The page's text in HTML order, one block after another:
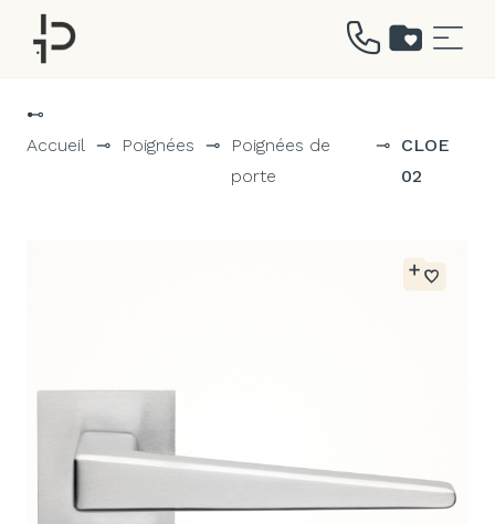
⊷
Accueil ⊸ Poignées ⊸
Poignées de
porte
⊸ CLOE
02